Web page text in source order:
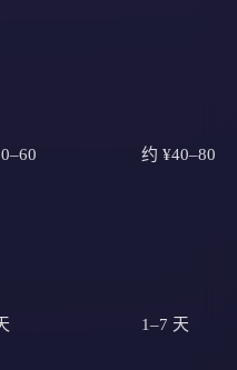
约 ¥40–80
1–7 天